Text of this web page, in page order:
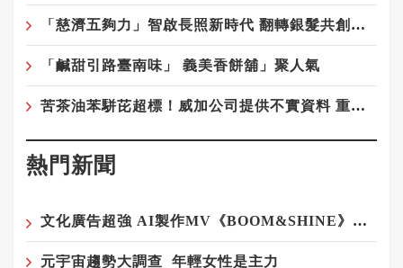
「慈濟五夠力」智啟長照新時代 翻轉銀髮共創再青春
「鹹甜引路臺南味」 義美香餅舖」聚人氣
苦茶油苯駢芘超標！威加公司提供不實資料 重罰300萬元
熱門新聞
文化廣告超強 AI製作MV《BOOM&SHINE》登場！
元宇宙趨勢大調查 年輕女性是主力